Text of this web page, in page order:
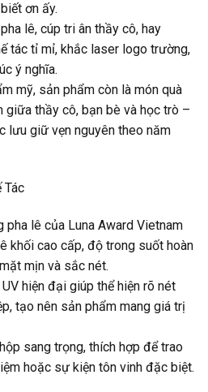
ơn ấy.
lê, cúp tri ân thầy cô, hay
tác tỉ mỉ, khắc laser logo trường,
ý nghĩa.
mỹ, sản phẩm còn là món quà
giữa thầy cô, bạn bè và học trò –
lưu giữ vẹn nguyên theo năm
Tác
pha lê của Luna Award Vietnam
khối cao cấp, độ trong suốt hoàn
mịn và sắc nét.
hiện đại giúp thể hiện rõ nét
tạo nên sản phẩm mang giá trị
sang trọng, thích hợp để trao
hoặc sự kiện tôn vinh đặc biệt.